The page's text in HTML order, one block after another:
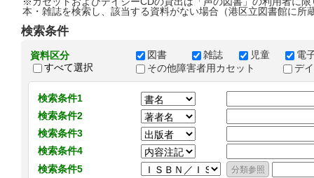
本・雑誌を検索し、該当する資料がない場合（港区立図書館に所
検索条件
資料区分
すべて選択
図書 雑誌 児童
電
その他障害者用カセット
デ
検索条件1
検索条件2
検索条件3
検索条件4
検索条件5